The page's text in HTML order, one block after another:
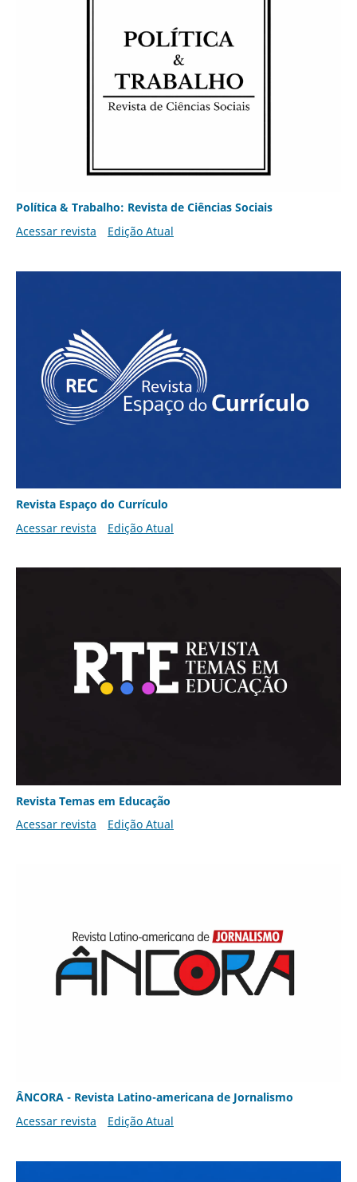
Política & Trabalho: Revista de Ciências Sociais
Acessar revista
Edição Atual
Revista Espaço do Currículo
Acessar revista
Edição Atual
Revista Temas em Educação
Acessar revista
Edição Atual
ÂNCORA - Revista Latino-americana de Jornalismo
Acessar revista
Edição Atual